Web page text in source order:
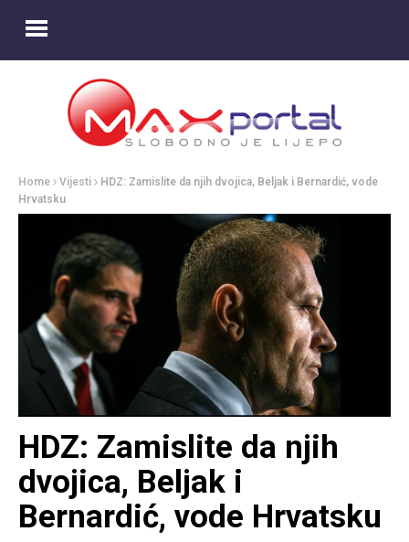
Home Vijesti
HDZ: Zamislite da njih dvojica, Beljak i Bernardić, vode
Hrvatsku
HDZ: Zamislite da njih
dvojica, Beljak i
Bernardić, vode Hrvatsku